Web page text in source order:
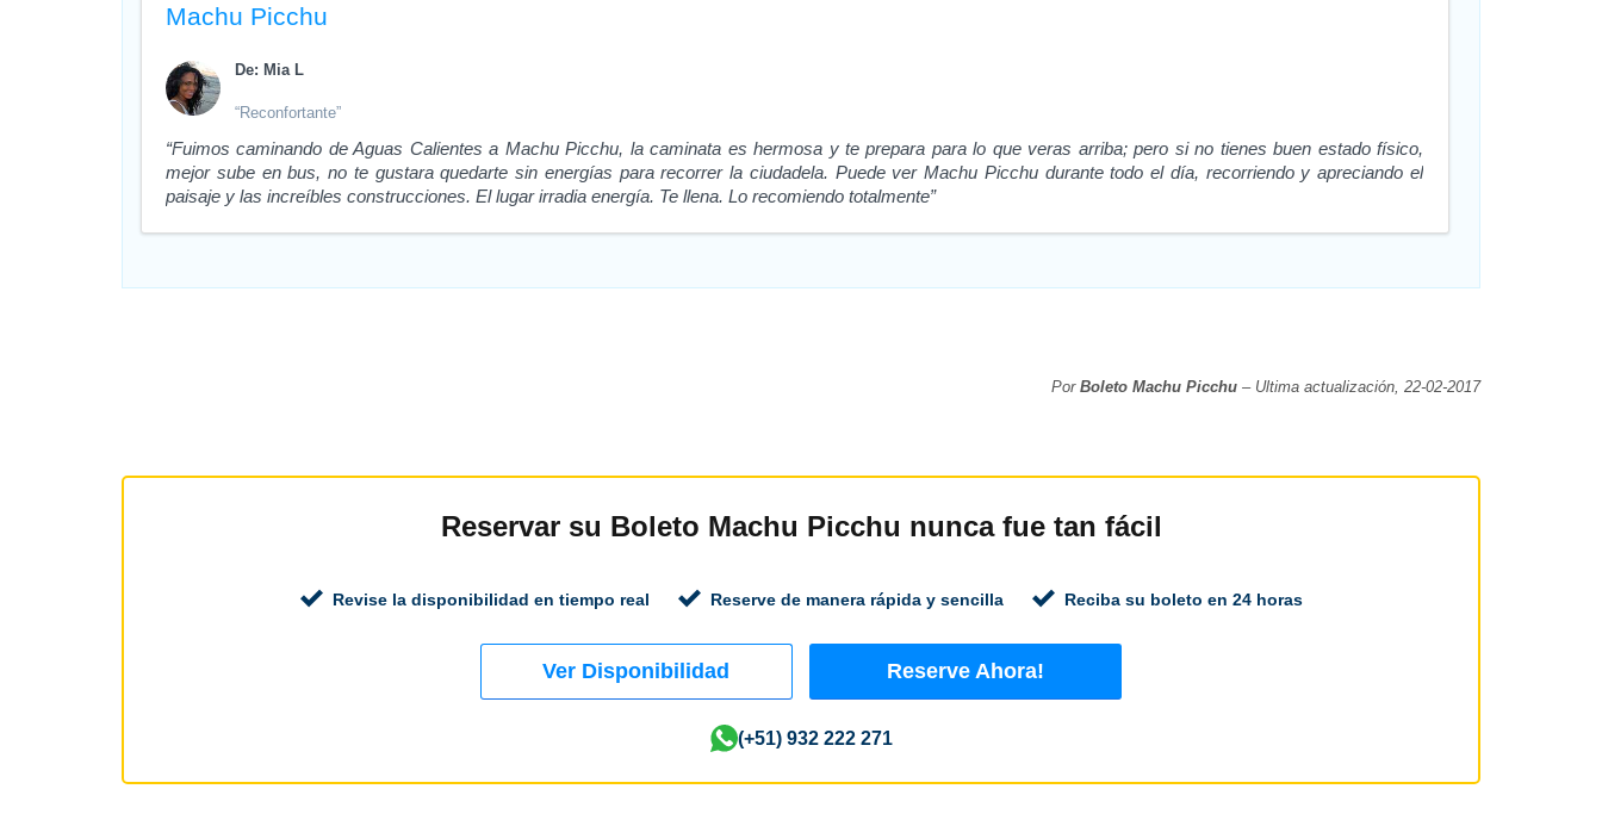
Machu Picchu
De: Mia L
“Reconfortante”
“Fuimos caminando de Aguas Calientes a Machu Picchu, la caminata es hermosa y te prepara para lo que veras arriba; pero si no tienes buen estado físico,
mejor sube en bus, no te gustara quedarte sin energías para recorrer la ciudadela. Puede ver Machu Picchu durante todo el día, recorriendo y apreciando el
paisaje y las increíbles construcciones. El lugar irradia energía. Te llena. Lo recomiendo totalmente”
Por Boleto Machu Picchu– Ultima actualización, 22-02-2017
Reservar su Boleto Machu Picchu nunca fue tan fácil
Revise la disponibilidad en tiempo real Reserve de manera rápida y sencilla Reciba su boleto en 24 horas
Ver Disponibilidad Reserve Ahora!
(+51) 932 222 271